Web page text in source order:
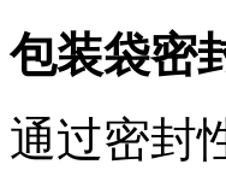
包装袋密
通过密封